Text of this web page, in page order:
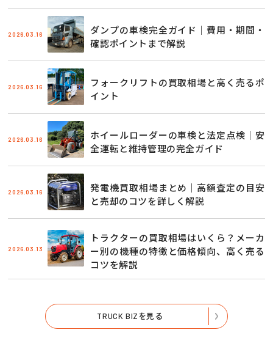
2026.03.16
ダンプの車検完全ガイド｜費用・期間・
確認ポイントまで解説
2026.03.16
フォークリフトの買取相場と高く売るポ
イント
2026.03.16
ホイールローダーの車検と法定点検｜安
全運転と維持管理の完全ガイド
2026.03.16
発電機買取相場まとめ｜高額査定の目安
と売却のコツを詳しく解説
2026.03.13
トラクターの買取相場はいくら？メーカ
ー別の機種の特徴と価格傾向、高く売る
コツを解説
TRUCK BIZを見る